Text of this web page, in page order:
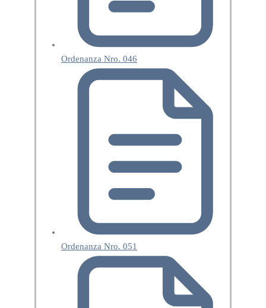
Ordenanza Nro. 046
Ordenanza Nro. 051